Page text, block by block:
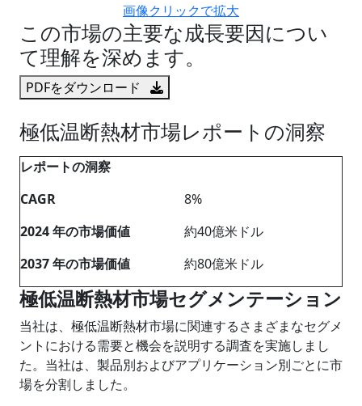
画像クリックで拡大
この市場の主要な成長要因につい
て理解を深めます。
PDFをダウンロード
極低温断熱材市場レポートの洞察
レポートの洞察
CAGR
8%
2024 年の市場価値
約40億米ドル
2037 年の市場価値
約80億米ドル
極低温断熱材市場セグメンテーション
当社は、極低温断熱材市場に関連するさまざまなセグメ
ントにおける需要と機会を説明する調査を実施しまし
た。当社は、製品別およびアプリケーション別ごとに市
場を分割しました。